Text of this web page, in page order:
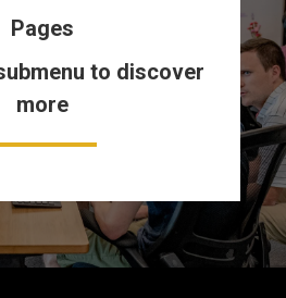
Pages
to discover
more